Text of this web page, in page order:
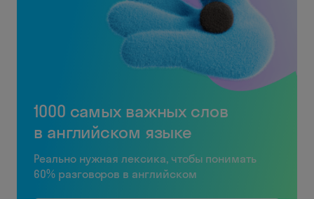
1000 самых важных слов
в английском языке
Реально нужная лексика, чтобы понимать
60% разговоров в английском